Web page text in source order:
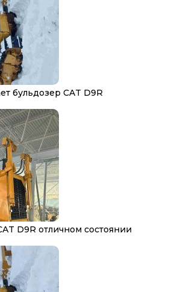
бульдозер CAT D9R
D9R отличном состоянии